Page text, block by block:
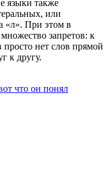
языки также
или
«л». При этом в
запретов: к
просто нет слов прямой
к другу.
что он понял